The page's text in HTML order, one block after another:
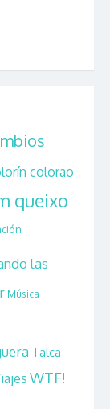
colorao
queixo
las
Música
Talca
WTF!